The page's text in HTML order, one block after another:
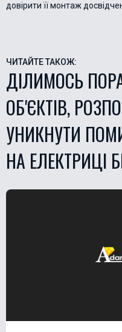
довірити її монтаж
ЧИТАЙТЕ ТАКОЖ:
ДІЛИМОСЬ
ОБ'ЄКТІВ,
УНИКНУТИ
НА ЕЛЕКТРИЦІ